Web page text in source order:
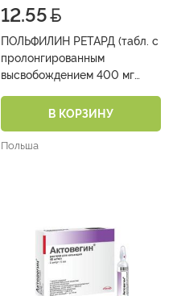
12.55
ПОЛЬФИЛИН РЕТАРД (табл. с
пролонгированным
высвобождением 400 мг
В КОРЗИНУ
Польша